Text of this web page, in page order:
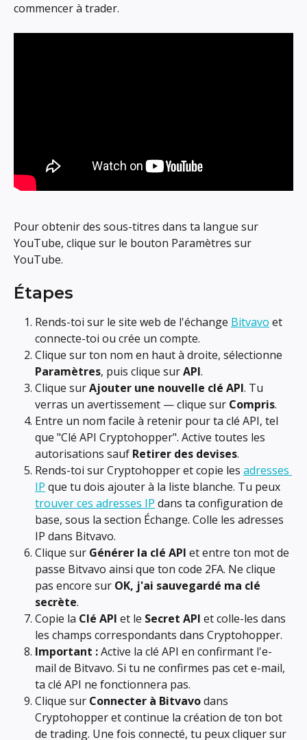
commencer à trader.
Pour obtenir des sous-titres dans ta langue sur
YouTube, clique sur le bouton Paramètres sur
YouTube.
Étapes
Rends-toi sur le site web de l'échange Bitvavo et
connecte-toi ou crée un compte.
Clique sur ton nom en haut à droite, sélectionne
Paramètres, puis clique sur API.
Clique sur Ajouter une nouvelle clé API. Tu
verras un avertissement — clique sur Compris.
Entre un nom facile à retenir pour ta clé API, tel
que "Clé API Cryptohopper". Active toutes les
autorisations sauf Retirer des devises.
Rends-toi sur Cryptohopper et copie les adresses
IP que tu dois ajouter à la liste blanche. Tu peux
trouver ces adresses IP dans ta configuration de
base, sous la section Échange. Colle les adresses
IP dans Bitvavo.
Clique sur Générer la clé API et entre ton mot de
passe Bitvavo ainsi que ton code 2FA. Ne clique
pas encore sur OK, j'ai sauvegardé ma clé
secrète.
Copie la Clé API et le Secret API et colle-les dans
les champs correspondants dans Cryptohopper.
Important : Active la clé API en confirmant l'e-
mail de Bitvavo. Si tu ne confirmes pas cet e-mail,
ta clé API ne fonctionnera pas.
Clique sur Connecter à Bitvavo dans
Cryptohopper et continue la création de ton bot
de trading. Une fois connecté, tu peux cliquer sur